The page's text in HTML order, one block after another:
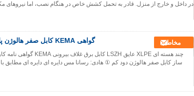
در داخل و خارج از منزل. قادر به تحمل کشش خاص در هنگام نصب، اما نیروهای
گواهی KEMA کابل صفر هالوژن پایین دود 1.5mm2 غلاف سیاه مخاطب